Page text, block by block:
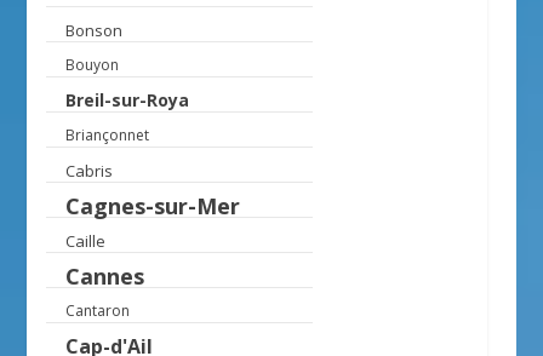
Bonson
Bouyon
Breil-sur-Roya
Briançonnet
Cabris
Cagnes-sur-Mer
Caille
Cannes
Cantaron
Cap-d'Ail